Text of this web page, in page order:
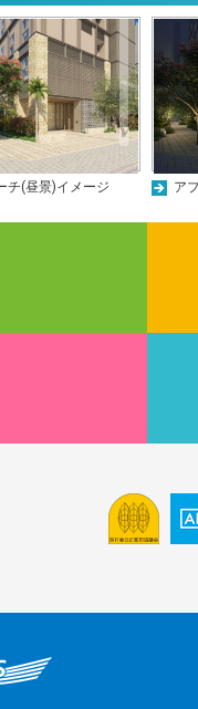
チ(昼景)イメージ ア